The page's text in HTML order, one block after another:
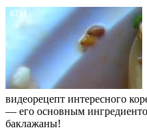
6734
видеорецепт интересного
— его основным
баклажаны!